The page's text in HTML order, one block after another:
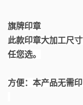
旗牌印章
此款印章大加工尺寸
任您选。
方便：本产品无需